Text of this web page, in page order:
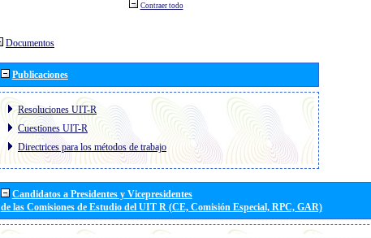
Contraer todo
Documentos
Publicaciones
Resoluciones UIT-R
Cuestiones UIT-R
Directrices para los métodos de trabajo
Candidatos a Presidentes y Vicepresidentes
de las Comisiones de Estudio del UIT R (CE, Comisión Especial, RPC, GAR)